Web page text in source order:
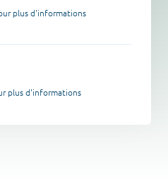
plus d'informations
plus d'informations